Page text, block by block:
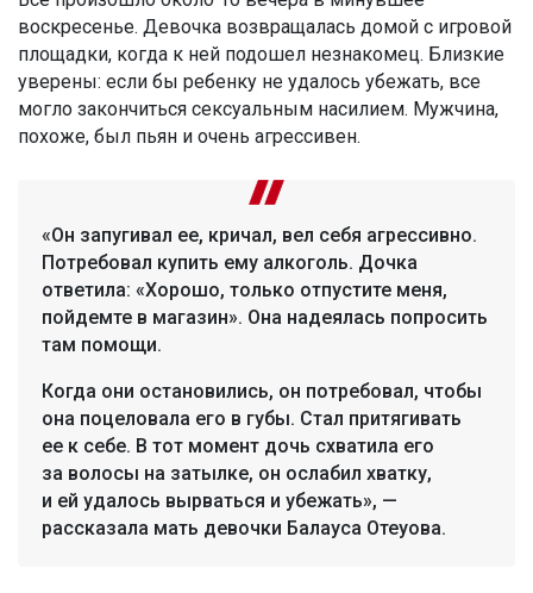
воскресенье. Девочка возвращалась домой с игровой
площадки, когда к ней подошел незнакомец. Близкие
уверены: если бы ребенку не удалось убежать, все
могло закончиться сексуальным насилием. Мужчина,
похоже, был пьян и очень агрессивен.
«Он запугивал ее, кричал, вел себя агрессивно.
Потребовал купить ему алкоголь. Дочка
ответила: «Хорошо, только отпустите меня,
пойдемте в магазин». Она надеялась попросить
там помощи.
Когда они остановились, он потребовал, чтобы
она поцеловала его в губы. Стал притягивать
ее к себе. В тот момент дочь схватила его
за волосы на затылке, он ослабил хватку,
и ей удалось вырваться и убежать», —
рассказала мать девочки Балауса Отеуова.